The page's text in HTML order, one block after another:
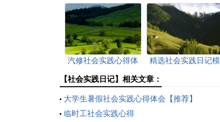
汽修社会实践心得体
精选社会实践日记模
【社会实践日记】相关文章：
大学生暑假社会实践心得体会【推荐】
临时工社会实践心得